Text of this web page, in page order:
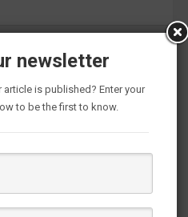
कपूर ने मुख्यमंत्री से की भेंट
newsletter
is published? Enter your
to be the first to know.